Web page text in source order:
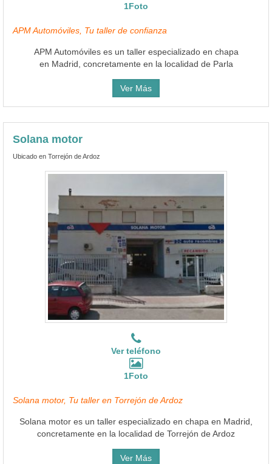
1Foto
APM Automóviles, Tu taller de confianza
APM Automóviles es un taller especializado en chapa
en Madrid, concretamente en la localidad de Parla
Ver Más
Solana motor
Ubicado en Torrejón de Ardoz
Ver teléfono
1Foto
Solana motor, Tu taller en Torrejón de Ardoz
Solana motor es un taller especializado en chapa en Madrid,
concretamente en la localidad de Torrejón de Ardoz
Ver Más